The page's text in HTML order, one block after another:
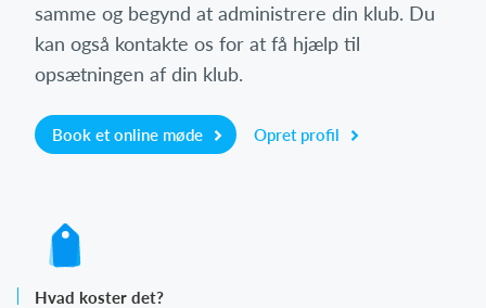
samme og begynd at administrere din klub. Du
kan også kontakte os for at få hjælp til
opsætningen af din klub.
Book et online møde Opret profil
Hvad koster det?